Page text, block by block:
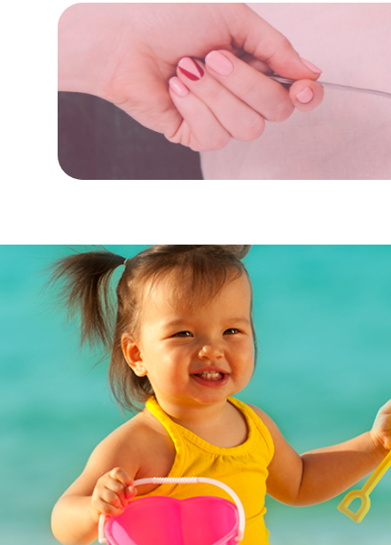
Os casos de pneumonia de repetição são
comprovadas com exames de